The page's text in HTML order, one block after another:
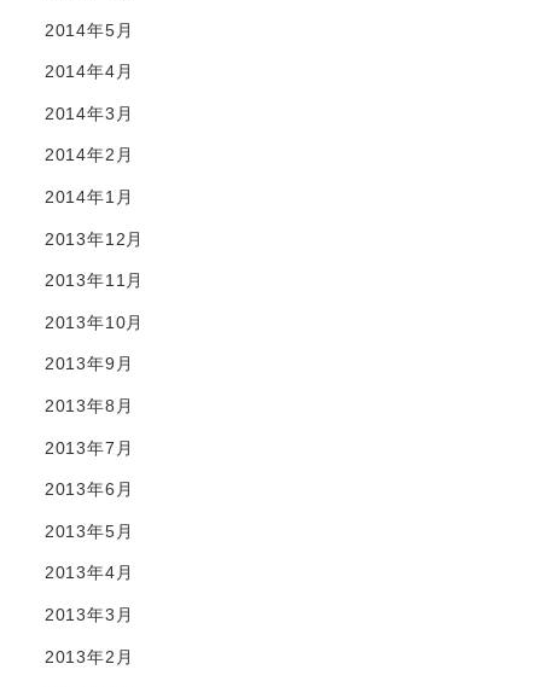
2014年5月
2014年4月
2014年3月
2014年2月
2014年1月
2013年12月
2013年11月
2013年10月
2013年9月
2013年8月
2013年7月
2013年6月
2013年5月
2013年4月
2013年3月
2013年2月